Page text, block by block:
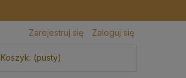
Zarejestruj się Zaloguj się
Koszyk: (pusty)